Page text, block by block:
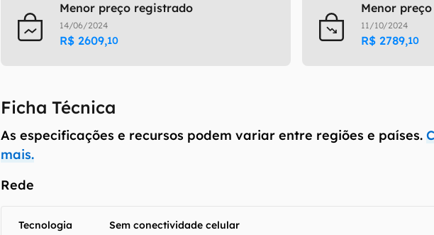
Menor preço registrado
14/06/2024
R$2609,10
Menor
11/10/2024
R$ 2789,10
Ficha Técnica
As especificações e recursos podem variar entre regiões e países.
mais.
Rede
Tecnologia Sem conectividade celular